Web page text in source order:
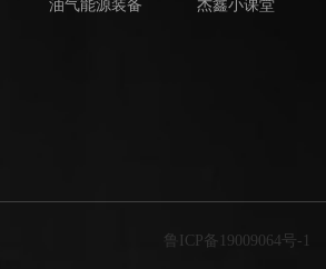
油气能源装备
杰鑫小课堂
鲁ICP备19009064号-1